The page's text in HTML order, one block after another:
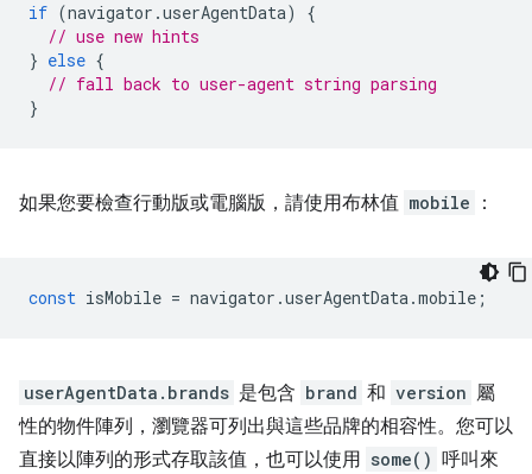
if (navigator .userAgentData)
{
// use new hints
} else {
// fall back to user-agent string parsing
}
如果您要檢查行動版或電腦版，請使用布林值 mobile ：
const isMobile = navigator .userAgentData.mobile ;
userAgentData.brands 是包含 brand 和 version 屬
性的物件陣列，瀏覽器可列出與這些品牌的相容性。您可以
直接以陣列的形式存取該值，也可以使用 some() 呼叫來